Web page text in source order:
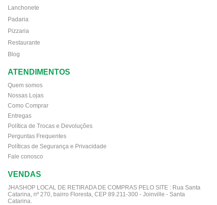
Lanchonete
Padaria
Pizzaria
Restaurante
Blog
ATENDIMENTOS
Quem somos
Nossas Lojas
Como Comprar
Entregas
Política de Trocas e Devoluções
Perguntas Frequentes
Políticas de Segurança e Privacidade
Fale conosco
VENDAS
JHASHOP LOCAL DE RETIRADA DE COMPRAS PELO SITE : Rua Santa
Catarina, nº 270, bairro Floresta, CEP 89.211-300 - Joinville - Santa
Catarina.